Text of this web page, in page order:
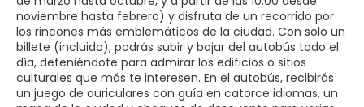
noviembre hasta febrero) y disfruta de un recorrido por
los rincones más emblemáticos de la ciudad. Con solo un
billete (incluido), podrás subir y bajar del autobús todo el
día, deteniéndote para admirar los edificios o sitios
culturales que más te interesen. En el autobús, recibirás
un juego de auriculares con guía en catorce idiomas, un